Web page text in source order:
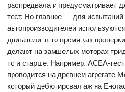
распредвала и предусматривает
тест. Но главное — для испытаний
автопроизводителей
двигатели, в то время как
делают на замшелых моторах
то и старше. Например, АСЕА-тест
проводится на древнем агрегате
который дебютировал аж на Е-